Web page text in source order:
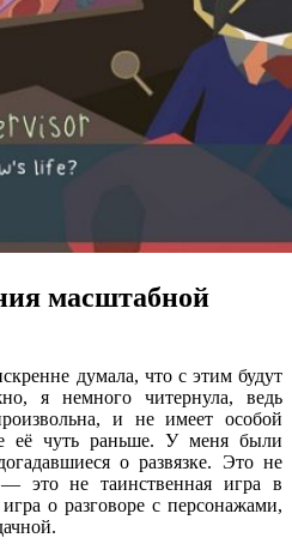
масштабной
думала, что с этим будут
я немного читернула, ведь
и не имеет особой
её чуть раньше. У меня были
о развязке. Это не
это не таинственная игра в
о разговоре с персонажами,